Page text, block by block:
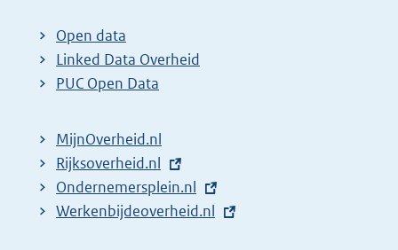
t
e
r
l
i
n
k
Open data
Linked Data Overheid
PUC Open Data
MijnOverheid.nl
E
x
t
Rijksoverheid.nl
E
x
Ondernemersplein.nl
E
Werkenbijdeoverheid.nl